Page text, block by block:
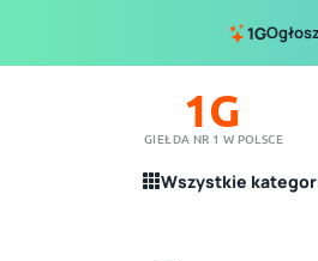
1G
1G
GIEŁDA NR 1 W POLSCE
Wszystkie